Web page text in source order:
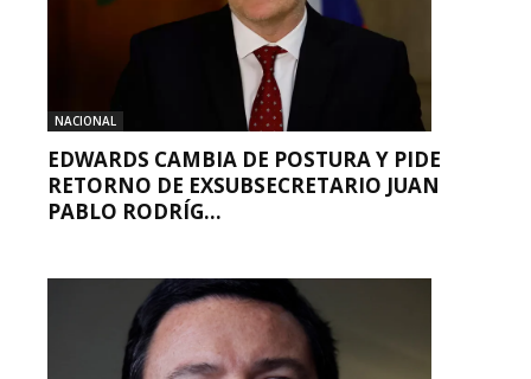
NACIONAL
EDWARDS CAMBIA DE POSTURA Y PIDE
RETORNO DE EXSUBSECRETARIO JUAN
PABLO RODRÍG...